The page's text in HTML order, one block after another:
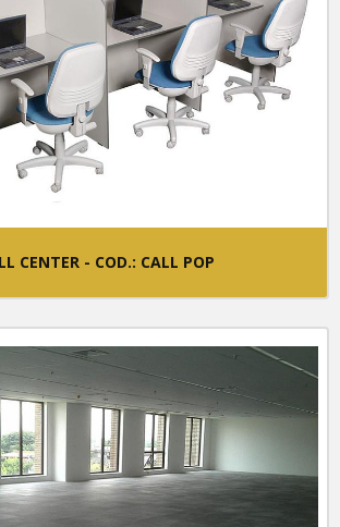
- Cod.: CF085BC.CR
- Cod.: CF115BC.PR
- Cod.: CF215.CR
- Cod.: CF415.BC.PR
- Cod.: CF090SKIUNI
- Cod.: UNI-002
- Cod.: Uni-003
- Cod.: UNI-004
CENTER - COD.: CALL POP